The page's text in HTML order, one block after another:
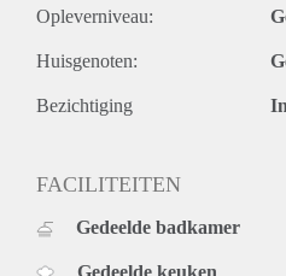
Opleverniveau:
Huisgenoten:
Bezichtiging
FACILITEITEN
Gedeelde badkamer
Gedeelde keuken